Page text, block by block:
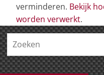
verminderen. Bekijk
worden verwerkt.